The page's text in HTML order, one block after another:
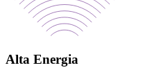
Alta Energia